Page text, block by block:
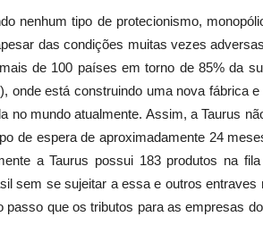
nenhum tipo de protecionismo,
das condições muitas vezes
de 100 países em torno de 85% da
está construindo uma nova fábrica
no mundo atualmente. Assim, a Taurus
de espera de aproximadamente 24
a Taurus possui 183 produtos na fila
sem se sujeitar a essa e outros entraves
que os tributos para as empresas